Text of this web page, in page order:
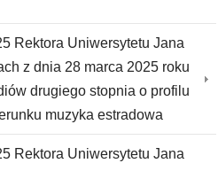
Rektora Uniwersytetu Jana
z dnia 28 marca 2025 roku
drugiego stopnia o profilu
muzyka estradowa
Rektora Uniwersytetu Jana